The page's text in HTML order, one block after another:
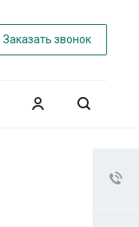
Заказать звонок